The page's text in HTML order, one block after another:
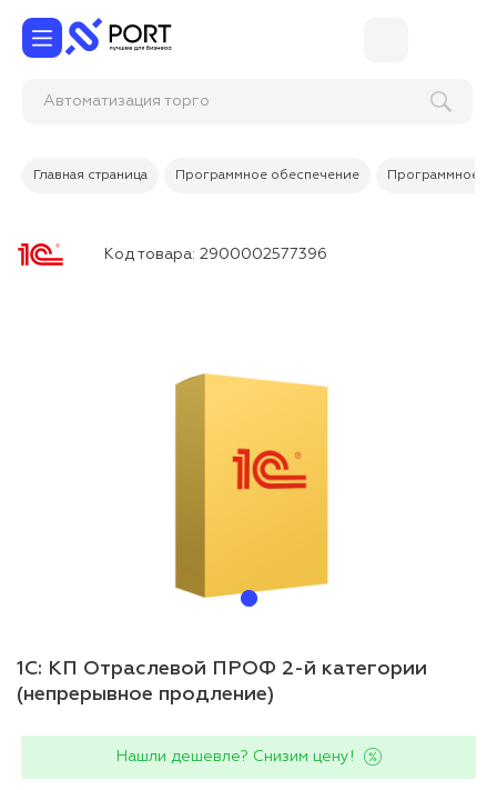
Автоматизация то
Главная страница Программное обеспечение Программное
Код товара: 2900002577396
1С: КП Отраслевой ПРОФ 2-й категории
(непрерывное продление)
Нашли дешевле? Снизим цену!